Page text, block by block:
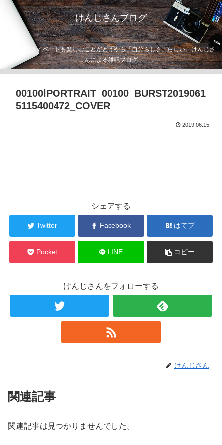
けんじさんブログ
仕事もプライベートも楽しむことがどうやら「自分らしさ」らしい。けんじさ
んによる雑記ブログ
00100lPORTRAIT_00100_BURST2019061
5115400472_COVER
2019.06.15
シェアする
Twitter Facebook はてブ
Pocket LINE コピー
けんじさんをフォローする
けんじさん
関連記事
関連記事は見つかりませんでした。